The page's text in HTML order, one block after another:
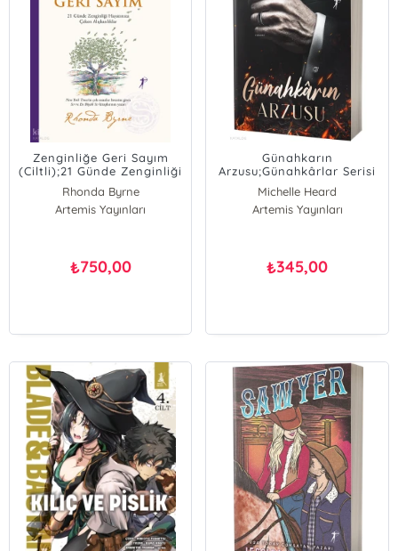
Zenginliğe Geri Sayım
(Ciltli);21 Günde Zenginliği
Hayatınıza Çeken
Alışkanlıklar
Rhonda Byrne
Artemis Yayınları
₺750,00
Günahkarın
Arzusu;Günahkârlar Serisi
Michelle Heard
Artemis Yayınları
₺345,00